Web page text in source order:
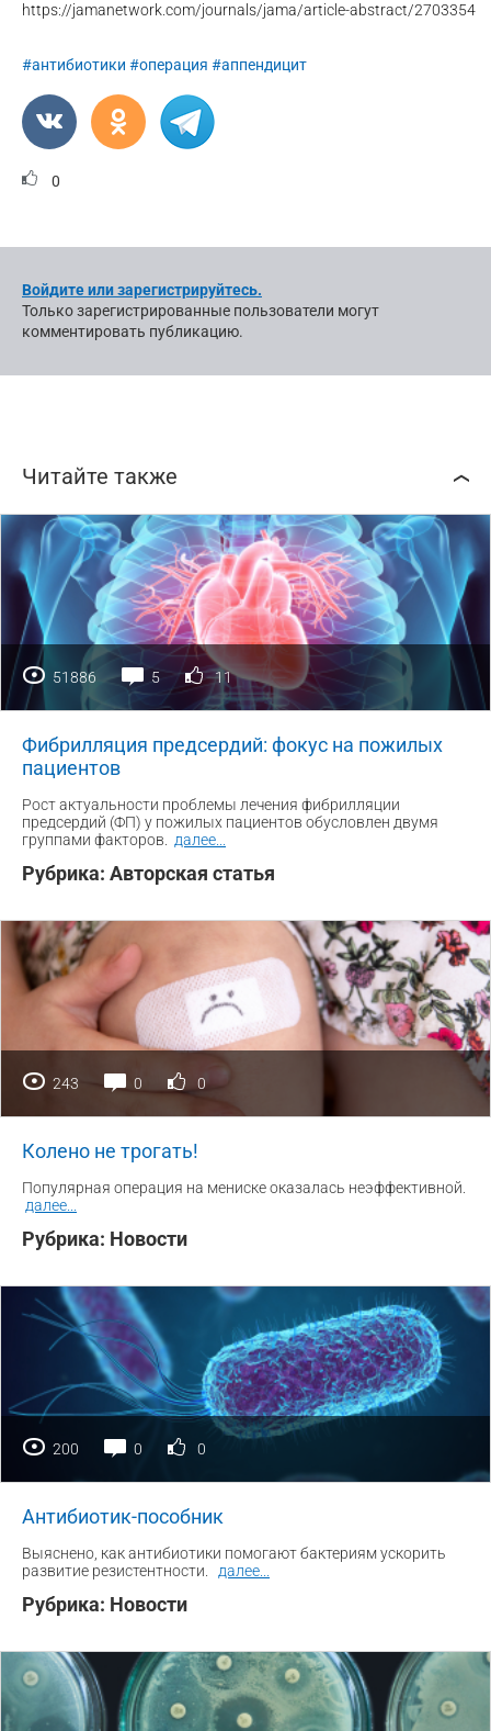
https://jamanetwork.com/journals/jama/article-abstract/2703354
#антибиотики #операция #аппендицит
0
Войдите или зарегистрируйтесь.
Только зарегистрированные пользователи могут
комментировать публикацию.
Читайте также
51886 5 11
Фибрилляция предсердий: фокус на пожилых
пациентов
Рост актуальности проблемы лечения фибрилляции
предсердий (ФП) у пожилых пациентов обусловлен двумя
группами факторов.
далее
Рубрика: Авторская статья
243 0 0
Колено не трогать!
Популярная операция на мениске оказалась неэффективной.
далее
Рубрика: Новости
200 0 0
Антибиотик-пособник
Выяснено, как антибиотики помогают бактериям ускорить
развитие резистентности.
далее
Рубрика: Новости